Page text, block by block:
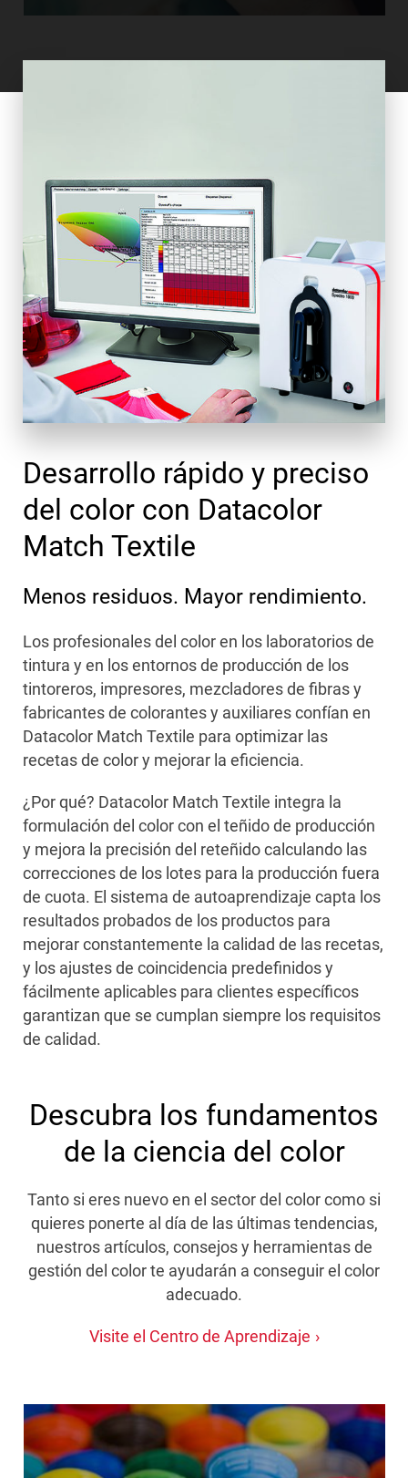
Desarrollo rápido y preciso
del color con Datacolor
Match Textile
Menos residuos. Mayor rendimiento.
Los profesionales del color en los laboratorios de
tintura y en los entornos de producción de los
tintoreros, impresores, mezcladores de fibras y
fabricantes de colorantes y auxiliares confían en
Datacolor Match Textile para optimizar las
recetas de color y mejorar la eficiencia.
¿Por qué? Datacolor Match Textile integra la
formulación del color con el teñido de producción
y mejora la precisión del reteñido calculando las
correcciones de los lotes para la producción fuera
de cuota. El sistema de autoaprendizaje capta los
resultados probados de los productos para
mejorar constantemente la calidad de las recetas,
y los ajustes de coincidencia predefinidos y
fácilmente aplicables para clientes específicos
garantizan que se cumplan siempre los requisitos
de calidad.
Descubra los fundamentos
de la ciencia del color
Tanto si eres nuevo en el sector del color como si
quieres ponerte al día de las últimas tendencias,
nuestros artículos, consejos y herramientas de
gestión del color te ayudarán a conseguir el color
adecuado.
Visite el Centro de Aprendizaje